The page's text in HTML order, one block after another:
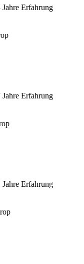
Jahre Erfahrung
Jahre Erfahrung
Jahre Erfahrung